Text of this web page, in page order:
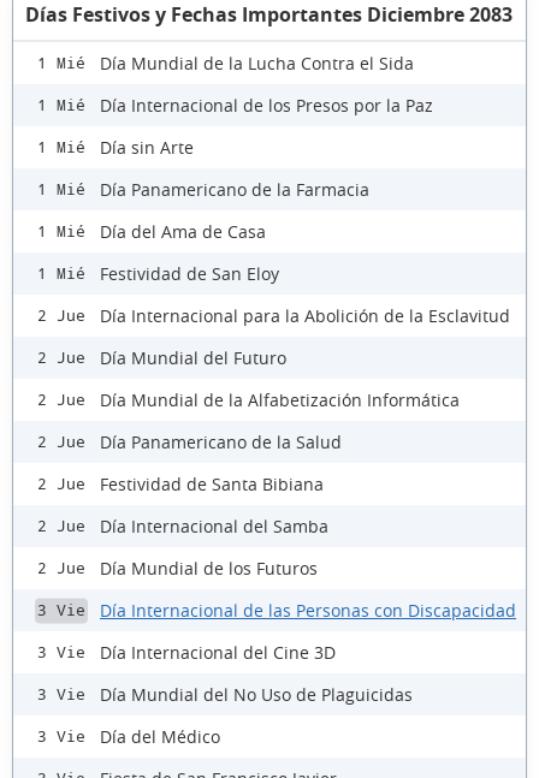
Días Festivos y Fechas Importantes Diciembre 2083
1 Mié Día Mundial de la Lucha Contra el Sida
1 Mié Día Internacional de los Presos por la Paz
1 Mié Día sin Arte
1 Mié Día Panamericano de la Farmacia
1 Mié Día del Ama de Casa
1 Mié Festividad de San Eloy
2 Jue Día Internacional para la Abolición de la Esclavitud
2 Jue Día Mundial del Futuro
2 Jue Día Mundial de la Alfabetización Informática
2 Jue Día Panamericano de la Salud
2 Jue Festividad de Santa Bibiana
2 Jue Día Internacional del Samba
2 Jue Día Mundial de los Futuros
3 Vie Día Internacional de las Personas con Discapacidad
3 Vie Día Internacional del Cine 3D
3 Vie Día Mundial del No Uso de Plaguicidas
3 Vie Día del Médico